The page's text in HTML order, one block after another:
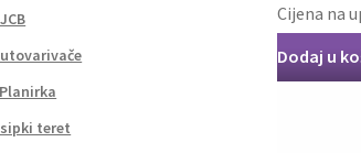
Cijena na
Dodaj u
teret